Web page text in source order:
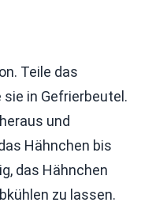
Teile das
in Gefrierbeutel.
und
Hähnchen bis
das Hähnchen
zu lassen.